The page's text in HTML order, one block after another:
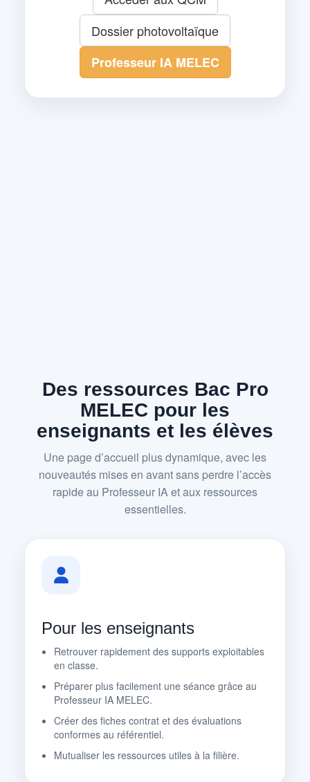
Dossier photovoltaïque
Professeur IA MELEC
Des ressources Bac Pro
MELEC pour les
enseignants et les élèves
Une page d’accueil plus dynamique, avec les
nouveautés mises en avant sans perdre l’accès
rapide au Professeur IA et aux ressources
essentielles.
Pour les enseignants
Retrouver rapidement des supports exploitables
en classe.
Préparer plus facilement une séance grâce au
Professeur IA MELEC.
Créer des fiches contrat et des évaluations
conformes au référentiel.
Mutualiser les ressources utiles à la filière.